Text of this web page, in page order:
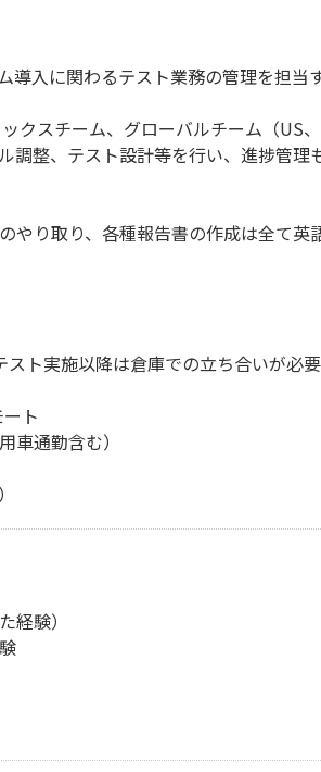
入に関わるテスト業務の管理を担当
クスチーム、グローバルチーム（US
整、テスト設計等を行い、進捗管理
やり取り、各種報告書の作成は全て
ト実施以降は倉庫での立ち合いが必
ト
通勤含む）
経験）